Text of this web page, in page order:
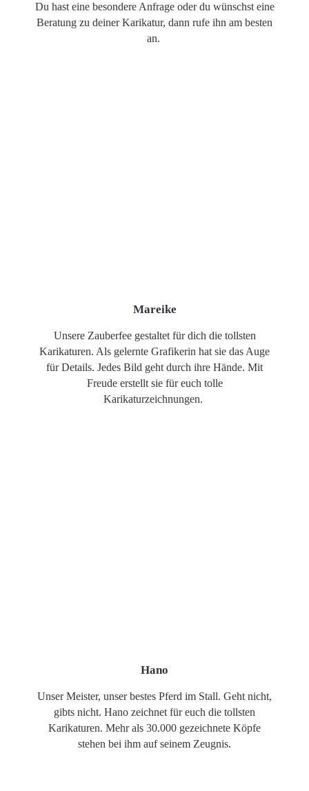
Du hast eine besondere Anfrage oder du wünschst eine
Beratung zu deiner Karikatur, dann rufe ihn am besten
an.
Mareike
Unsere Zauberfee gestaltet für dich die tollsten
Karikaturen. Als gelernte Grafikerin hat sie das Auge
für Details. Jedes Bild geht durch ihre Hände. Mit
Freude erstellt sie für euch tolle
Karikaturzeichnungen.
Hano
Unser Meister, unser bestes Pferd im Stall. Geht nicht,
gibts nicht. Hano zeichnet für euch die tollsten
Karikaturen. Mehr als 30.000 gezeichnete Köpfe
stehen bei ihm auf seinem Zeugnis.